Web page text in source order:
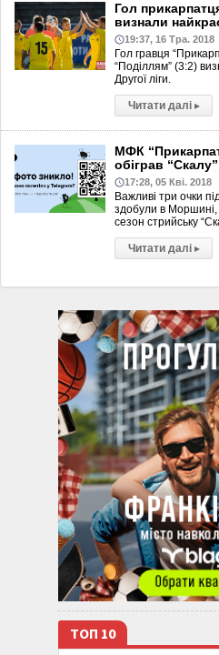
Гол
визнали
19:37, 16 Тра. 2018
Гол гравця
“Поділлям” (3:2)
Другої ліги.
Читати далі ▸
МФК
обіграв “Скалу”
17:28, 05 Кві. 2018
Важливі три очки
здобули в Моршині,
сезон стрийську
Читати далі ▸
ТОП 10